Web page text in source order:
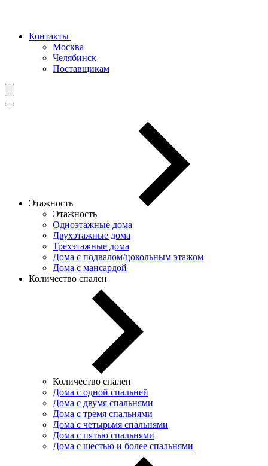
Контакты
Москва
Челябинск
Поставщикам
Этажность
Этажность
Одноэтажные дома
Двухэтажные дома
Трехэтажные дома
Дома с подвалом/цокольным этажом
Дома с мансардой
Количество спален
Количество спален
Дома с одной спальней
Дома с двумя спальнями
Дома с тремя спальнями
Дома с четырьмя спальнями
Дома с пятью спальнями
Дома с шестью и более спальнями